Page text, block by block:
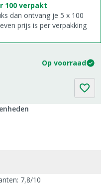
100 verpakt
dan ontvang je 5 x 100
prijs is per verpakking
Op voorraad
7,8/10